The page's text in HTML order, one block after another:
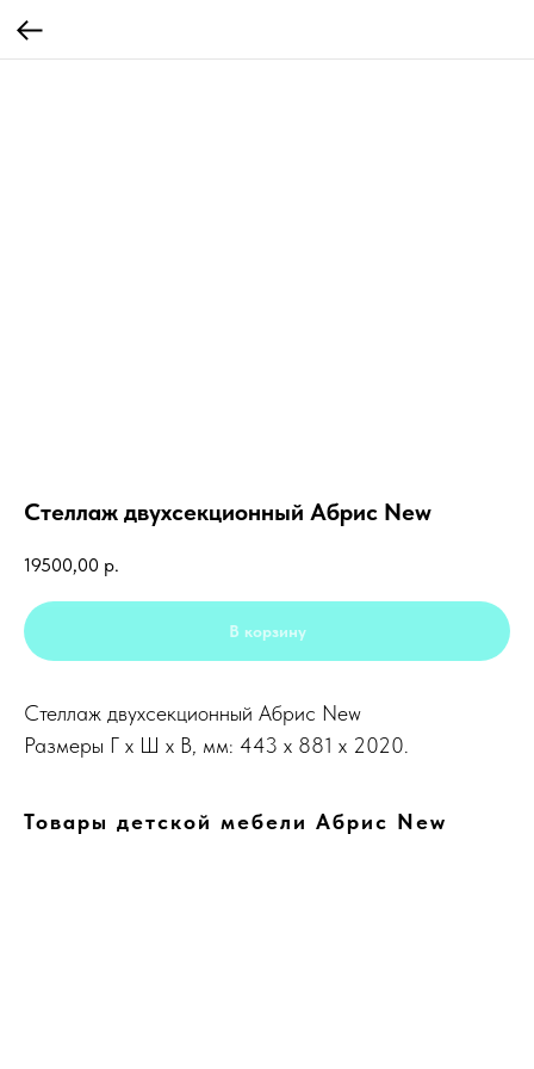
Стеллаж двухсекционный Абрис New
19500,00 р.
В корзину
Стеллаж двухсекционный Абрис New
Размеры Г х Ш х В, мм: 443 x 881 x 2020.
Товары детской мебели Абрис New